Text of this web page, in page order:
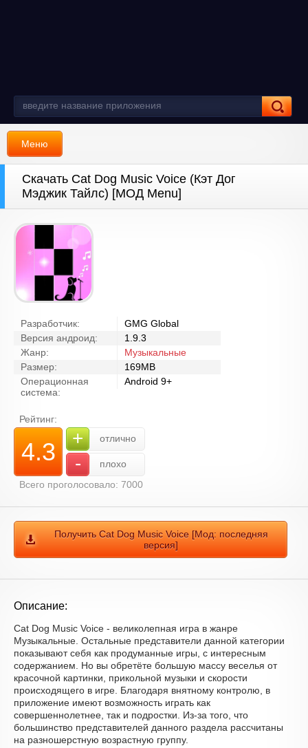
Меню
Скачать Cat Dog Music Voice (Кэт Дог
Мэджик Тайлс) [МОД Menu]
Разработчик:
GMG Global
Версия андроид:
1.9.3
Жанр:
Музыкальные
Размер:
169MB
Операционная
система:
Android 9+
Рейтинг:
4.3 + отлично
-
плохо
Всего проголосовало: 7000
Получить Cat Dog Music Voice [Мод: последняя
версия]
Описание:
Cat Dog Music Voice - великолепная игра в жанре
Музыкальные. Остальные представители данной категории
показывают себя как продуманные игры, с интересным
содержанием. Но вы обретёте большую массу веселья от
красочной картинки, прикольной музыки и скорости
происходящего в игре. Благодаря внятному контролю, в
приложение имеют возможность играть как
совершеннолетнее, так и подростки. Из-за того, что
большинство представителей данного раздела рассчитаны
на разношерстную возрастную группу.